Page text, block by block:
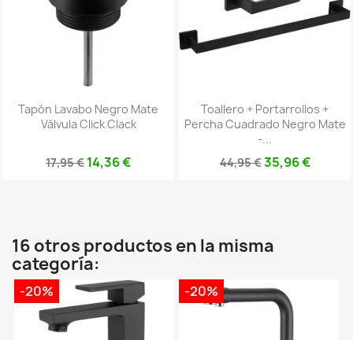
Tapón Lavabo Negro Mate
Válvula Click Clack
17,95 € 14,36 €
Toallero + Portarrollos +
Percha Cuadrado Negro Mate
-...
44,95 €35,96 €
16 otros productos en la misma
categoría:
-20% -20%